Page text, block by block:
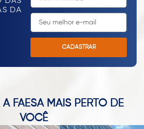
DA
CADASTRAR
A FAESA MAIS PERTO DE
VOCÊ